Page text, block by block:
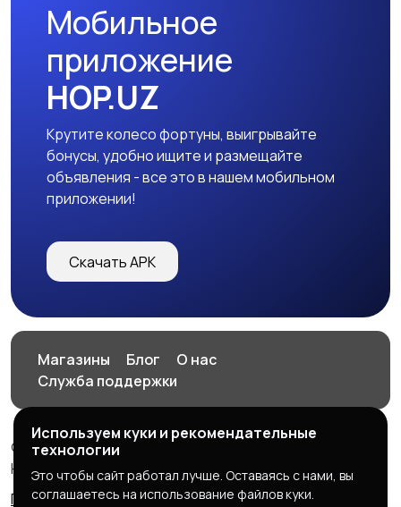
Мобильное
приложение
HOP.UZ
Крутите колесо фортуны, выигрывайте
бонусы, удобно ищите и размещайте
объявления - все это в нашем мобильном
приложении!
Скачать APK
Магазины Блог
О нас
Служба поддержки
© 2026 HOP.UZ
HOP.UZ
Правила сервиса
Политика конфиденциальности
Используем куки и рекомендательные
технологии
Это чтобы сайт работал лучше. Оставаясь с нами, вы
соглашаетесь на использование файлов куки.